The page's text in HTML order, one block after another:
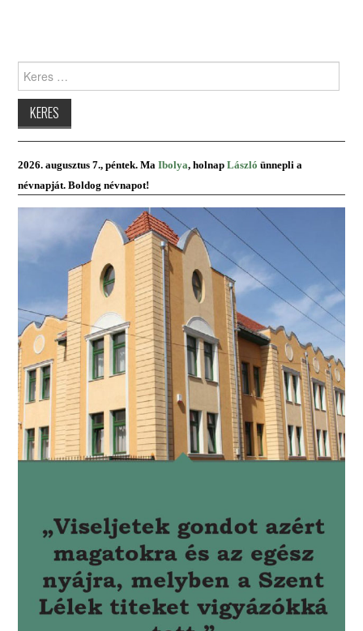
PRESBITERKÉPZÉS
ŐRÁLLÓK
2026. augusztus 7., péntek. MaIbolya, holnap László ünnepli a
névnapját. Boldog névnapot!